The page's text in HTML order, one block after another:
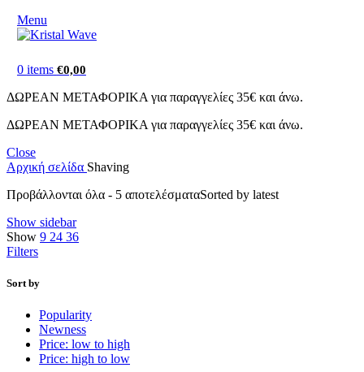
Menu
0 items €0,00
ΔΩΡΕΑΝ ΜΕΤΑΦΟΡΙΚΑ για παραγγελίες 35€ και άνω.
ΔΩΡΕΑΝ ΜΕΤΑΦΟΡΙΚΑ για παραγγελίες 35€ και άνω.
Close
Αρχική σελίδα Shaving
Προβάλλονται όλα - 5 αποτελέσματαSorted by latest
Show sidebar
Show 9 24 36
Filters
Sort by
Popularity
Newness
Price: low to high
Price: high to low